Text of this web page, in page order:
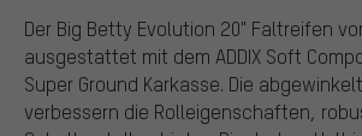
Der Big Betty Evolution 20" Faltreifen
ausgestattet mit dem ADDIX Soft
Super Ground Karkasse. Die
verbessern die Rolleigenschaften,